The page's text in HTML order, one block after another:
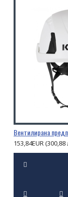
153,84EUR (300,88